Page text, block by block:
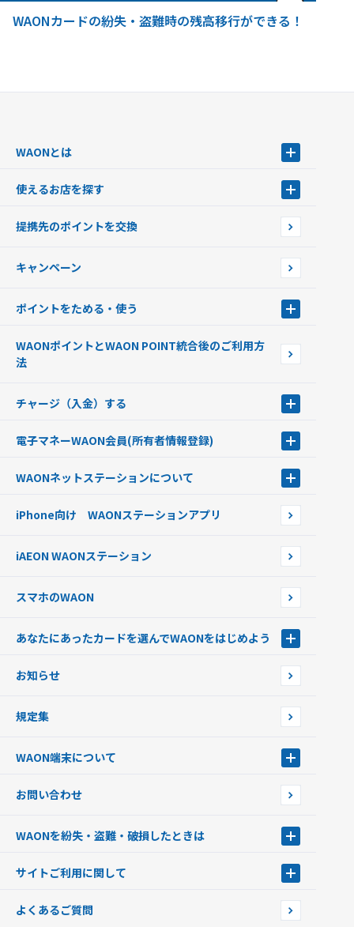
WAONカードの紛失・盗難時の残高移行ができる！
WAONとは
WAONを申込む
インターネット上でのお買い物について（ネット決済）
使えるお店を探す
店舗検索
イオン銀行ATM設置場所
提携先のポイントを交換
キャンペーン
ポイントをためる・使う
ポイントの有効期限について
WAONポイントとWAON POINT統合後のご利用方
法
チャージ（入金）する
現金でチャージする
銀行口座・ATMからチャージする
オートチャージ
ポイントからチャージする
チャージ上限金額の変更について
電子マネーWAON会員(所有者情報登録)
WAON POINTサービス会員登録に伴う個人データの共同利用のお知
WAONネットステーションについて
WAONネットステーションWAON端末について
iPhone向け WAONステーションアプリ
iAEON WAONステーション
スマホのWAON
あなたにあったカードを選んでWAONをはじめよう
フードバンク応援WAON
ご当地WAON
G.G WAON
WAONカード・WAONカードプラス
モバイルWAON
提携WAONカード
お知らせ
規定集
WAON端末について
WAONネットステーション
新型WAONステーション
WAONチャージャーmini
お問い合わせ
WAONを紛失・盗難・破損したときは
WAONカードの拾得について
サイトご利用に関して
企業情報
よくあるご質問